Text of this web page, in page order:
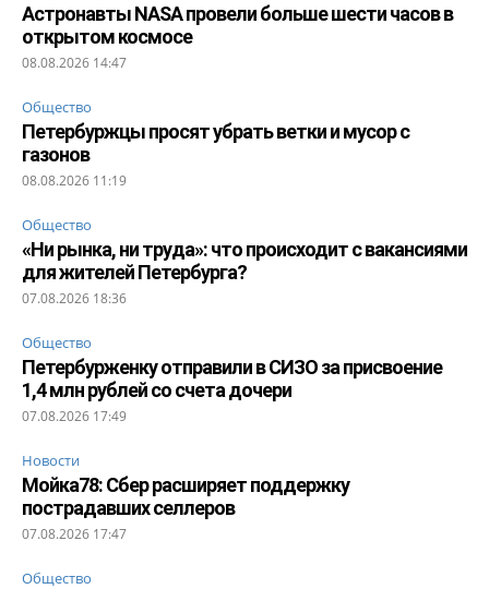
Астронавты NASA провели больше шести часов в
открытом космосе
08.08.2026 14:47
Общество
Петербуржцы просят убрать ветки и мусор с
газонов
08.08.2026 11:19
Общество
«Ни рынка, ни труда»: что происходит с вакансиями
для жителей Петербурга?
07.08.2026 18:36
Общество
Петербурженку отправили в СИЗО за присвоение
1,4 млн рублей со счета дочери
07.08.2026 17:49
Новости
Мойка78: Сбер расширяет поддержку
пострадавших селлеров
07.08.2026 17:47
Общество